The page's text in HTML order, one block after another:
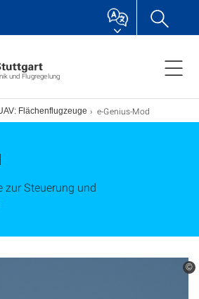
und Flugregelung
Flächenflugzeuge e-Genius-Mod
zur Steuerung und
©